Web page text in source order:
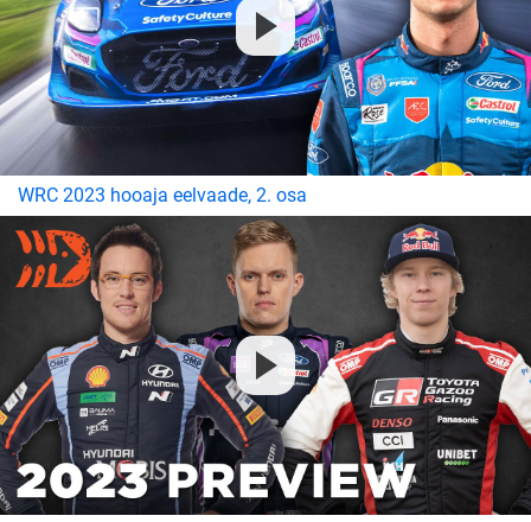
WRC 2023 hooaja eelvaade, 2. osa